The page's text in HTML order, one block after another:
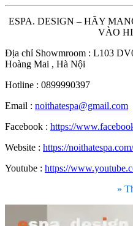
ESPA. DESIGN – HÃY
VÀO
Địa chỉ Showmroom : L103
Hoàng Mai , Hà Nội
Hotline : 0899990397
Email : noithatespa@gmail.com
Facebook : https://
Website : https://noithatespa.com/
Youtube : https://
»